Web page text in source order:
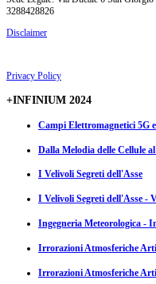
3288428826
Disclaimer
Privacy Policy
+INFINIUM 2024
Campi Elettromagnetici 5G
Dalla Melodia delle Cellule
I Velivoli Segreti dell'Asse
I Velivoli Segreti dell'Asse -
Ingegneria Meteorologica -
Irrorazioni Atmosferiche
Irrorazioni Atmosferiche